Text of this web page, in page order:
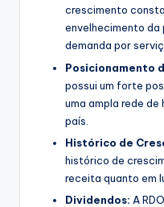
crescimento
envelhecimento
demanda por
Posicionamento
possui um forte
uma ampla rede
país.
Histórico de
histórico de
receita quanto em
Dividendos: A